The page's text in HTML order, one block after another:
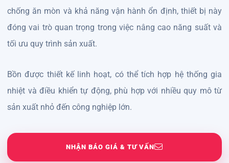
chống ăn mòn và khả năng vận hành ổn định, thiết bị này
đóng vai trò quan trọng trong việc nâng cao năng suất và
tối ưu quy trình sản xuất.
Bồn được thiết kế linh hoạt, có thể tích hợp hệ thống gia
nhiệt và điều khiển tự động, phù hợp với nhiều quy mô từ
sản xuất nhỏ đến công nghiệp lớn.
NHẬN BÁO GIÁ & TƯ VẤN